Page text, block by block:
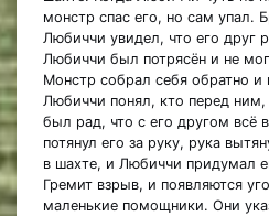
монстр спас его, но сам упал.
Любиччи увидел, что его друг
Любиччи был потрясён и не
Монстр собрал себя обратно и
Любиччи понял, кто перед
был рад, что с его другом всё
потянул его за руку, рука
в шахте, и Любиччи придумал
Гремит взрыв, и появляются
маленькие помощники. Они